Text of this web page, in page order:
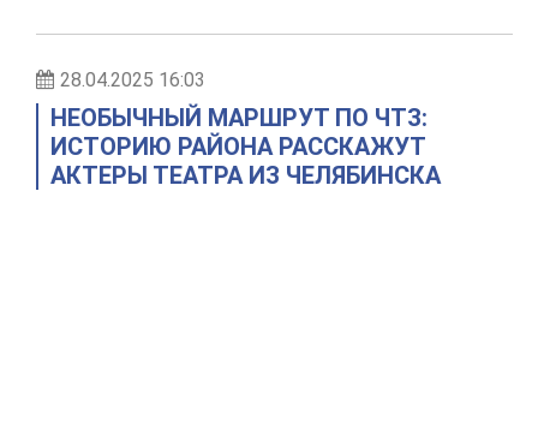
28.04.2025 16:03
НЕОБЫЧНЫЙ МАРШРУТ ПО ЧТЗ:
ИСТОРИЮ РАЙОНА РАССКАЖУТ
АКТЕРЫ ТЕАТРА ИЗ ЧЕЛЯБИНСКА